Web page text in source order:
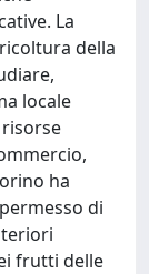
La
della
locale
ha
di
frutti delle